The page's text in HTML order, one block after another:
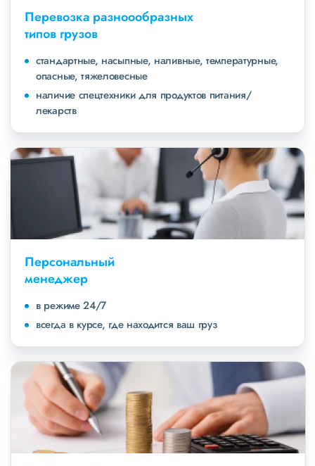
Перевозка разноообразных
типов грузов
стандартные, насыпные, наливные, температурные,
опасные, тяжеловесные
наличие спецтехники для продуктов питания/
лекарств
Персональный
менеджер
в режиме 24/7
всегда в курсе, где находится ваш груз